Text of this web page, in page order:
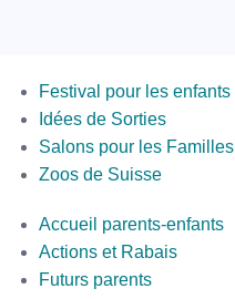
Menus
Festival pour les enfants
Idées de Sorties
Salons pour les Familles
Zoos de Suisse
Second
Bottom
Accueil parents-enfants
Actions et Rabais
Futurs parents